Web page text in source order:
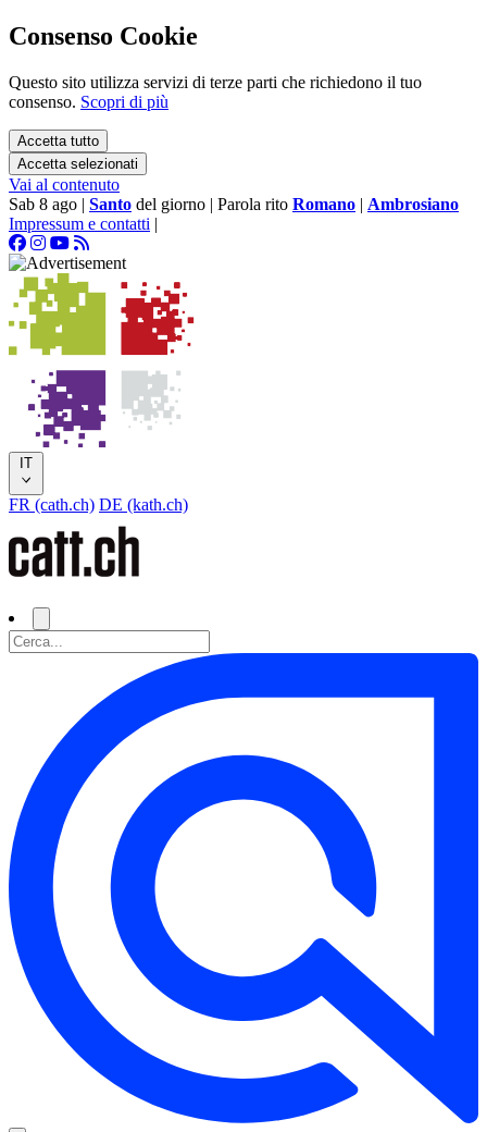
Consenso Cookie
Questo sito utilizza servizi di terze parti che richiedono il tuo
consenso. Scopri di più
Accetta tutto
Accetta selezionati
Vai al contenuto
Sab 8 ago | Santo del giorno | Parola rito Romano | Ambrosiano
Impressum e contatti |
IT
FR (cath.ch) DE (kath.ch)